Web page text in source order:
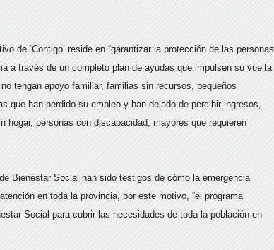
de ‘Contigo’ reside en “garantizar la protección de las personas
a través de un completo plan de ayudas que impulsen su vuelta
tengan apoyo familiar, familias sin recursos, pequeños
que han perdido su empleo y han dejado de percibir ingresos,
personas con discapacidad, mayores que requieren
Bienestar Social han sido testigos de cómo la emergencia
en toda la provincia, por este motivo, “el programa
Social para cubrir las necesidades de toda la población en